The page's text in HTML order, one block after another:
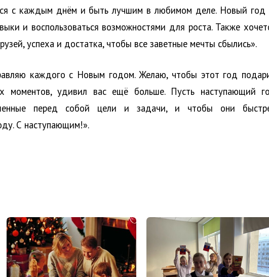
с каждым днём и быть лучшим в любимом деле. Новый
и воспользоваться возможностями для роста. Также
успеха и достатка, чтобы все заветные мечты сбылись».
каждого с Новым годом. Желаю, чтобы этот год
моментов, удивил вас ещё больше. Пусть наступающий
перед собой цели и задачи, и чтобы они
С наступающим!».